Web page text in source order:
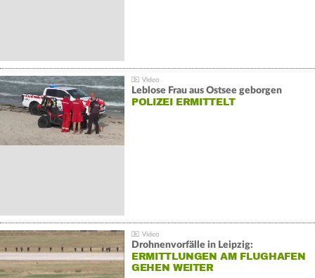
Leblose Frau aus Ostsee geborgen
POLIZEI ERMITTELT
Drohnenvorfälle in Leipzig:
ERMITTLUNGEN AM FLUGHAFEN
GEHEN WEITER